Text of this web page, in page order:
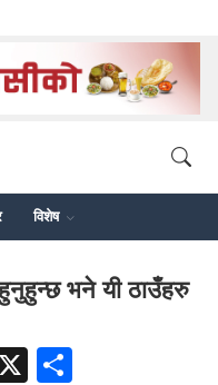
विशेष
हुनुहुन्छ भने यी ठाउँहरु
Messenger
X